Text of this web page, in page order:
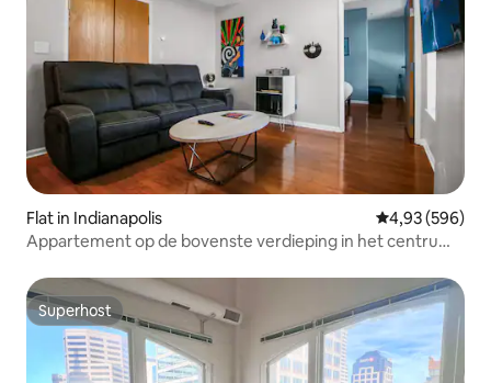
Flat in Indianapolis Gemiddelde
4,93 (596)
Appartement op de bovenste verdieping in het centrum
Superhost
Superhost